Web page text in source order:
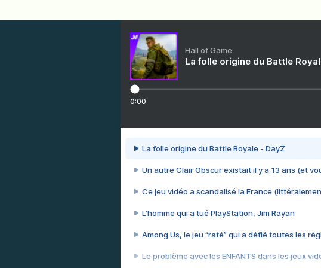
Hall of Game
La folle origine du Battle
0:00
La folle origine du Battle Royale - DayZ
Un autre Clair Obscur existait il y a 13 ans (et
Ce jeu vidéo a scandalisé la France
L’homme qui a tué PlayStation, Jim Rayan
Among Us, le jeu “raté” qui a défié toutes les
Le problème avec les ENFANTS dans les jeux